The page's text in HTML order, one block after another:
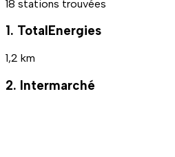
18 stations trouvées
1. TotalEnergies
1,2 km
2. Intermarché